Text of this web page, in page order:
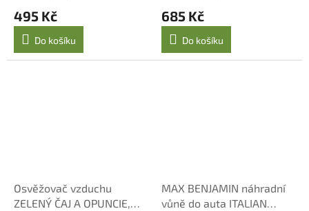
495 Kč
Do košíku
685 Kč
Do košíku
Osvěžovač vzduchu
ZELENÝ ČAJ A OPUNCIE,
MAX BENJAMIN náhradní
vůně do auta ITALIAN